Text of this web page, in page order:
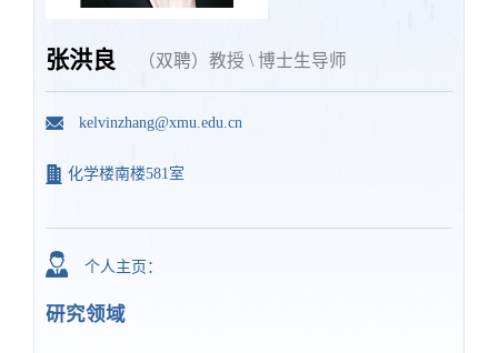
张洪良 （双聘）教授 \ 博士生导师
kelvinzhang@xmu.edu.cn
化学楼南楼581室
个人主页：
研究领域